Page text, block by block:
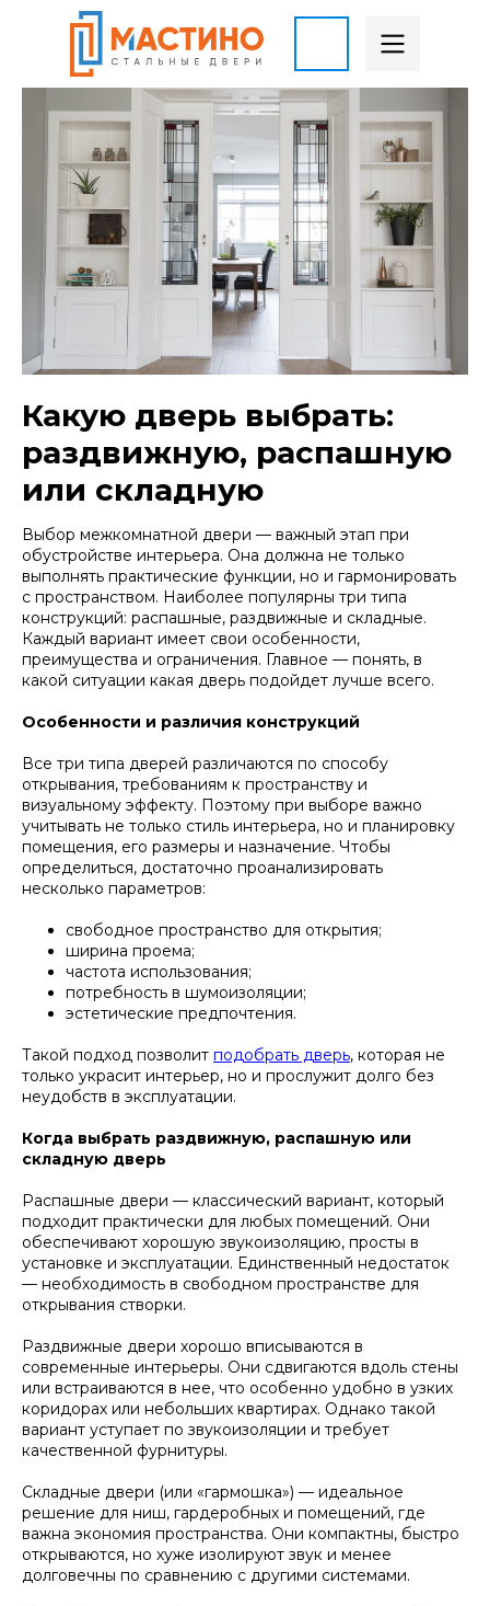
Какую дверь выбрать:
раздвижную, распашную
или складную
Выбор межкомнатной двери — важный этап при
обустройстве интерьера. Она должна не только
выполнять практические функции, но и гармонировать
с пространством. Наиболее популярны три типа
конструкций: распашные, раздвижные и складные.
Каждый вариант имеет свои особенности,
преимущества и ограничения. Главное — понять, в
какой ситуации какая дверь подойдет лучше всего.
Особенности и различия конструкций
Все три типа дверей различаются по способу
открывания, требованиям к пространству и
визуальному эффекту. Поэтому при выборе важно
учитывать не только стиль интерьера, но и планировку
помещения, его размеры и назначение. Чтобы
определиться, достаточно проанализировать
несколько параметров:
свободное пространство для открытия;
ширина проема;
частота использования;
потребность в шумоизоляции;
эстетические предпочтения.
Такой подход позволит подобрать дверь, которая не
только украсит интерьер, но и прослужит долго без
неудобств в эксплуатации.
Когда выбрать раздвижную, распашную или
складную дверь
Распашные двери — классический вариант, который
подходит практически для любых помещений. Они
обеспечивают хорошую звукоизоляцию, просты в
установке и эксплуатации. Единственный недостаток
— необходимость в свободном пространстве для
открывания створки.
Раздвижные двери хорошо вписываются в
современные интерьеры. Они сдвигаются вдоль стены
или встраиваются в нее, что особенно удобно в узких
коридорах или небольших квартирах. Однако такой
вариант уступает по звукоизоляции и требует
качественной фурнитуры.
Складные двери (или «гармошка») — идеальное
решение для ниш, гардеробных и помещений, где
важна экономия пространства. Они компактны, быстро
открываются, но хуже изолируют звук и менее
долговечны по сравнению с другими системами.